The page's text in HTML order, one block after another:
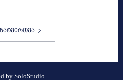
bySoloStudio